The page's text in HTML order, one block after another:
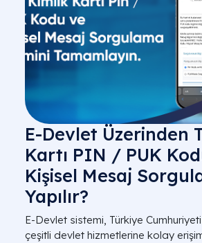
E-Devlet Üzerinden
Kartı PIN / PUK
Kişisel Mesaj
Yapılır?
E-Devlet sistemi, Türkiye
çeşitli devlet hizmetlerine kolay